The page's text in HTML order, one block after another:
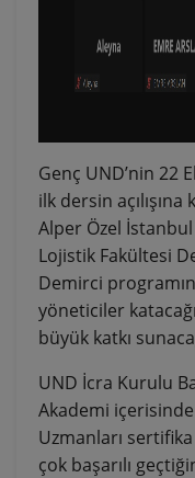
Genç UND’nin 22
ilk dersin
Alper Özel
Lojistik Fakültesi
Demirci
yöneticiler
büyük katkı
UND İcra Kurulu
Akademi
Uzmanları
çok başarılı